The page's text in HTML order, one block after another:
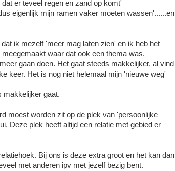
er teveel regen en zand op komt'
eigenlijk mijn ramen vaker moeten wassen'......en
ik mezelf 'meer mag laten zien' en ik heb het
waar dat ook een thema was.
gaan doen. Het gaat steeds makkelijker, al vind
keer. Het is nog niet helemaal mijn 'nieuwe weg'
makkelijker gaat.
moest worden zit op de plek van 'persoonlijke
Deze plek heeft altijd een relatie met gebied er
Bij ons is deze extra groot en het kan dan
met anderen ipv met jezelf bezig bent.